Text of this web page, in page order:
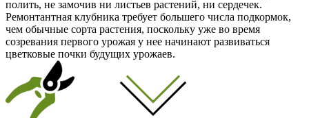
полить, не замочив ни листьев растений, ни сердечек.
Ремонтантная клубника требует большего числа подкормок,
чем обычные сорта растения, поскольку уже во время
созревания первого урожая у нее начинают развиваться
цветковые почки будущих урожаев.